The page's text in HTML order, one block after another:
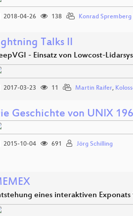
2018-04-26 138 Konrad
Talks II
- Einsatz von Lowcost-
2017-03-23 11 Martin Raifer,
Geschichte von UNIX
2015-10-04 691 Jörg Schilling
eines interaktiven